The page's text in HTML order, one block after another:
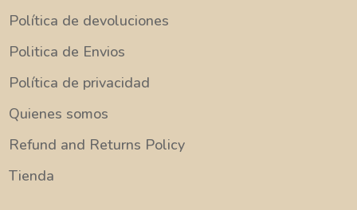
Política de devoluciones
Politica de Envios
Política de privacidad
Quienes somos
Refund and Returns Policy
Tienda